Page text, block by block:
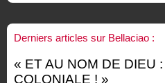
Derniers articles sur Bellaciao :
« ET AU NOM DE DIEU
COLONIALE ! »